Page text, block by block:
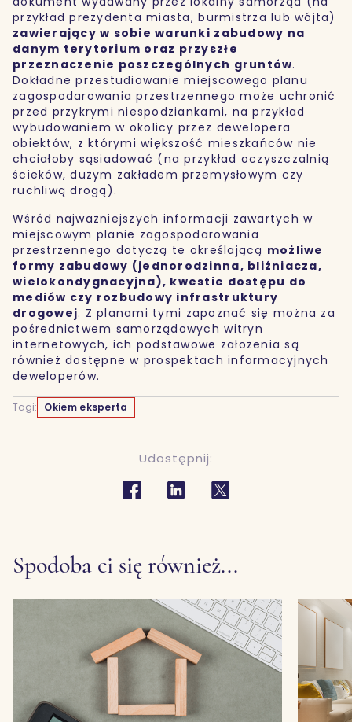
przykład prezydenta miasta, burmistrza lub wójta)
zawierający w sobie warunki zabudowy na
danym terytorium oraz przyszłe
przeznaczenie poszczególnych gruntów.
Dokładne przestudiowanie miejscowego planu
zagospodarowania przestrzennego może uchronić
przed przykrymi niespodziankami, na przykład
wybudowaniem w okolicy przez dewelopera
obiektów, z którymi większość mieszkańców nie
chciałoby sąsiadować (na przykład oczyszczalnią
ścieków, dużym zakładem przemysłowym czy
ruchliwą drogą).
Wśród najważniejszych informacji zawartych w
miejscowym planie zagospodarowania
przestrzennego dotyczą te określającą możliwe
formy zabudowy (jednorodzinna, bliźniacza,
wielokondygnacyjna), kwestie dostępu do
mediów czy rozbudowy infrastruktury
drogowej. Z planami tymi zapoznać się można za
pośrednictwem samorządowych witryn
internetowych, ich podstawowe założenia są
również dostępne w prospektach informacyjnych
deweloperów.
Tagi: Okiem eksperta
Udostępnij:
Spodoba ci się również...